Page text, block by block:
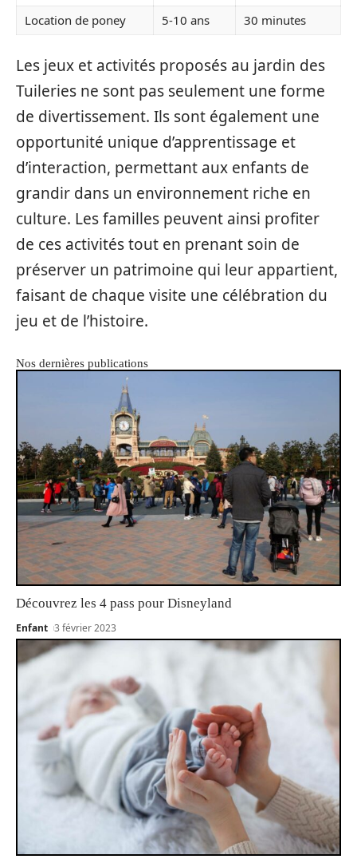
Location de poney
5-10 ans 30 minutes
Les jeux et activités proposés au jardin des
Tuileries ne sont pas seulement une forme
de divertissement. Ils sont également une
opportunité unique d’apprentissage et
d’interaction, permettant aux enfants de
grandir dans un environnement riche en
culture. Les familles peuvent ainsi profiter
de ces activités tout en prenant soin de
préserver un patrimoine qui leur appartient,
faisant de chaque visite une célébration du
jeu et de l’histoire.
Nos dernières publications
Découvrez les 4 pass pour Disneyland
Enfant 3 février 2023